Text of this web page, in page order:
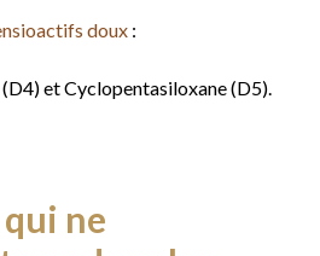
doux :
et Cyclopentasiloxane (D5).
ne